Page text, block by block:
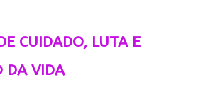
CUIDADO, LUTA E
DA VIDA